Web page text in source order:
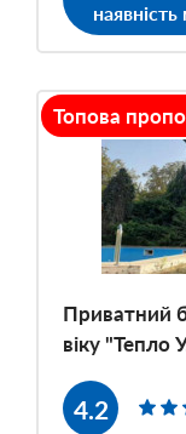
наявність
Топова
Приватний
віку
4.2